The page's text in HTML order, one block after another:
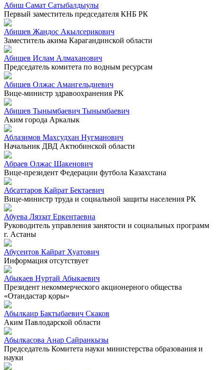
Абиш Самат Сатыбалдыулы
Первый заместитель председателя КНБ РК
Абишев Жандос Акылсерикович
Заместитель акима Карагандинской области
Абишев Ислам Алмаханович
Председатель комитета по водным ресурсам
Абишев Олжас Амангельдиевич
Вице-министр здравоохранения РК
Абишев Тынымбаевич Тынымбаевич
Аким города Аркалык
Аблазимов Махсудхан Нугманович
Начальник ДВД Актюбинской области
Абраев Олжас Шакенович
Вице-президент Федерации футбола Казахстана
Абсаттаров Кайрат Бектаевич
Вице-министр труда и социальной защиты населения РК
Абуева Ляззат Еркентаевна
Руководитель управления занятости и социальных программ
г. Астаны
Абусеитов Кайрат Хуатович
Информация отсутствует
Абыкаев Нуртай Абыкаевич
Президент некоммерческого акционерного общества
«Отандастар қоры»
Абылкаир Бактыбаевич Скаков
Аким Павлодарской области
Абылкасова Анар Сайранкызы
Председатель Комитета науки министерства образования и
науки